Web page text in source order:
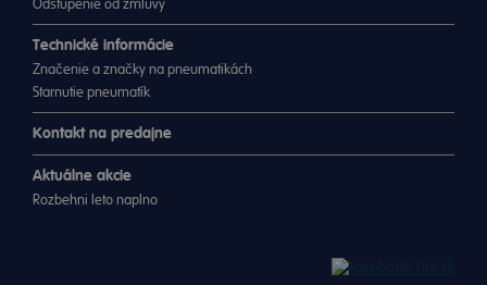
Odstúpenie od zmluvy
Technické informácie
Značenie a značky na pneumatikách
Starnutie pneumatík
Kontakt na predajne
Aktuálne akcie
Rozbehni leto naplno